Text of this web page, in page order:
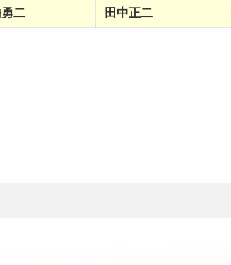
二 田中正二